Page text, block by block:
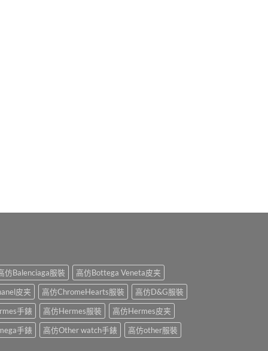
仿Balenciaga服裝
高仿Bottega Veneta皮夹
皮夹 高仿ChromeHearts服裝
高仿D&G服裝
手錶 高仿Hermes服裝
高仿Hermes皮夹
手錶 高仿Other watch手錶
高仿other服裝